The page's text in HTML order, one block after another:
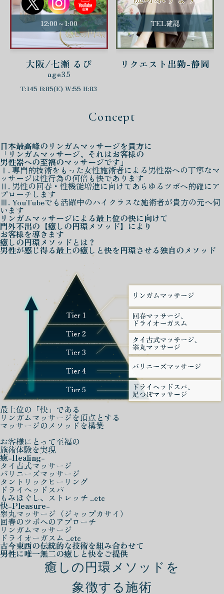
12:00～1:00
大阪/七瀬 るび
age35
T:145 B:85(E) W:55 H:83
TEL確認
リクエスト出勤-静岡
Concept
日本最高峰の リンガムマッサージを貴方に
「リンガムマッサージ、それはお客様の
男性器への至福のマッサージです」
Ⅰ. 専門的技術をもった女性施術者による男性器への丁寧なマ
ッサージは性行為の何倍も快であります
Ⅱ. 男性の回春・性機能増進に向けてあらゆるツボへ的確にア
プローチします
Ⅲ. YouTubeでも活躍中のハイクラスな施術者が貴方の元へ伺
います
リンガムマッサージによる最上位の快に向けて
門外不出の 【癒しの円環メソッド】 により
お客様を導きます
癒しの円環メソッド とは？
男性が感じ得る最上の癒しと快を円環させる独自のメソッド
最上位の「快」である
リンガムマッサージを頂点とする
マッサージのメソッドを構築
お客様にとって至福の
施術体験を実現
癒-Healing-
タイ古式マッサージ
バリニーズマッサージ
タントリックヒーリング
ドライヘッドスパ
もみほぐし、ストレッチ ..etc
快-Pleasure-
睾丸マッサージ（ジャップカサイ）
回春のツボへのアプローチ
リンガムマッサージ
ドライオーガスム ..etc
古今東西の伝統的な技術を組み合わせて
男性に唯一無二の癒しと快をご提供
癒しの円環メソッドを
象徴する施術